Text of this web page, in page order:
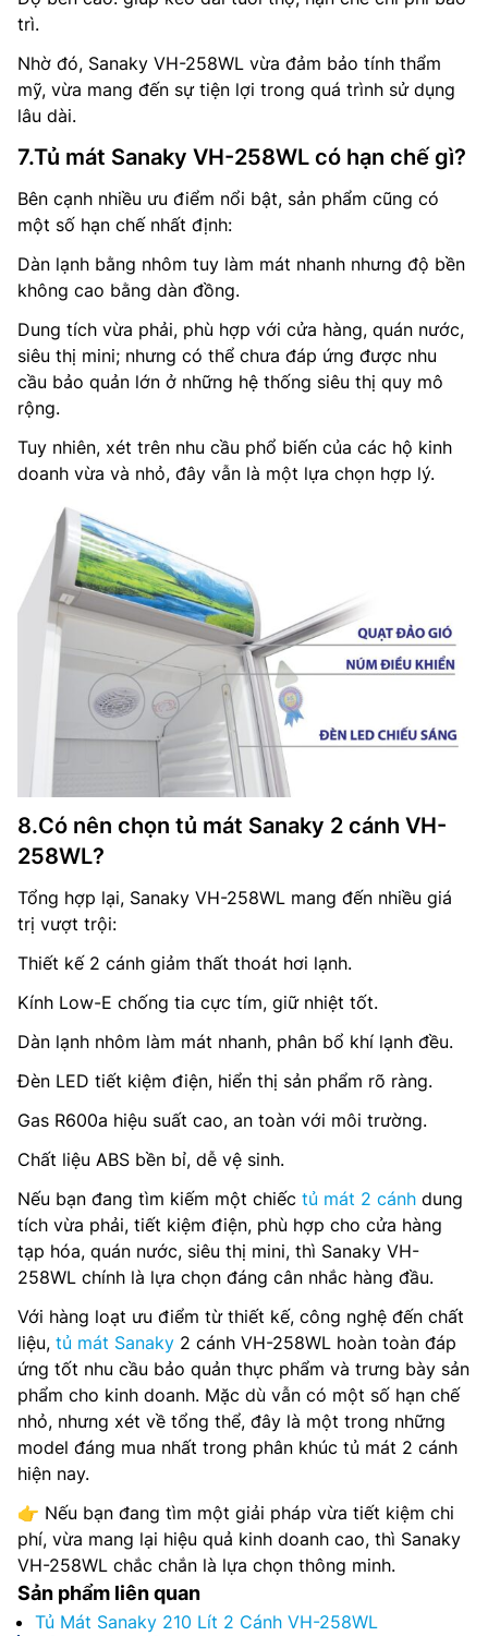
trì.
Nhờ đó, Sanaky VH-258WL vừa đảm bảo tính thẩm
mỹ, vừa mang đến sự tiện lợi trong quá trình sử dụng
lâu dài.
7.Tủ mát Sanaky VH-258WL có hạn chế gì?
Bên cạnh nhiều ưu điểm nổi bật, sản phẩm cũng có
một số hạn chế nhất định:
Dàn lạnh bằng nhôm tuy làm mát nhanh nhưng độ bền
không cao bằng dàn đồng.
Dung tích vừa phải, phù hợp với cửa hàng, quán nước,
siêu thị mini; nhưng có thể chưa đáp ứng được nhu
cầu bảo quản lớn ở những hệ thống siêu thị quy mô
rộng.
Tuy nhiên, xét trên nhu cầu phổ biến của các hộ kinh
doanh vừa và nhỏ, đây vẫn là một lựa chọn hợp lý.
8.Có nên chọn tủ mát Sanaky 2 cánh VH-
258WL?
Tổng hợp lại, Sanaky VH-258WL mang đến nhiều giá
trị vượt trội:
Thiết kế 2 cánh giảm thất thoát hơi lạnh.
Kính Low-E chống tia cực tím, giữ nhiệt tốt.
Dàn lạnh nhôm làm mát nhanh, phân bổ khí lạnh đều.
Đèn LED tiết kiệm điện, hiển thị sản phẩm rõ ràng.
Gas R600a hiệu suất cao, an toàn với môi trường.
Chất liệu ABS bền bỉ, dễ vệ sinh.
Nếu bạn đang tìm kiếm một chiếc tủ mát 2 cánh dung
tích vừa phải, tiết kiệm điện, phù hợp cho cửa hàng
tạp hóa, quán nước, siêu thị mini, thì Sanaky VH-
258WL chính là lựa chọn đáng cân nhắc hàng đầu.
Với hàng loạt ưu điểm từ thiết kế, công nghệ đến chất
liệu, tủ mát Sanaky 2 cánh VH-258WL hoàn toàn đáp
ứng tốt nhu cầu bảo quản thực phẩm và trưng bày sản
phẩm cho kinh doanh. Mặc dù vẫn có một số hạn chế
nhỏ, nhưng xét về tổng thể, đây là một trong những
model đáng mua nhất trong phân khúc tủ mát 2 cánh
hiện nay.
👉 Nếu bạn đang tìm một giải pháp vừa tiết kiệm chi
phí, vừa mang lại hiệu quả kinh doanh cao, thì Sanaky
VH-258WL chắc chắn là lựa chọn thông minh.
Sản phẩm liên quan
Tủ Mát Sanaky 210 Lít 2 Cánh VH-258WL